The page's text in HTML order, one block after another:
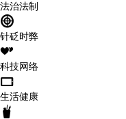
法治法制
󰃓
针砭时弊
󰁩
科技网络
󰁰
生活健康
󰂺